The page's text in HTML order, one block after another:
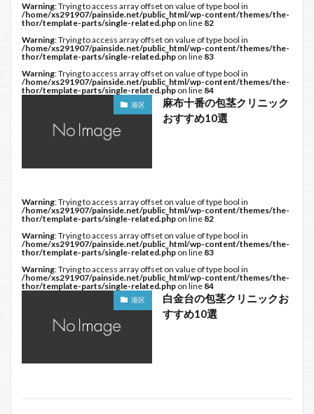
Warning: Trying to access array offset on value of type bool in
/home/xs291907/painside.net/public_html/wp-content/themes/the-
thor/template-parts/single-related.php on line 82
Warning: Trying to access array offset on value of type bool in
/home/xs291907/painside.net/public_html/wp-content/themes/the-
thor/template-parts/single-related.php on line 83
Warning: Trying to access array offset on value of type bool in
/home/xs291907/painside.net/public_html/wp-content/themes/the-
thor/template-parts/single-related.php on line 84
港区
麻布十番の包茎クリニック
おすすめ10選
Warning: Trying to access array offset on value of type bool in
/home/xs291907/painside.net/public_html/wp-content/themes/the-
thor/template-parts/single-related.php on line 82
Warning: Trying to access array offset on value of type bool in
/home/xs291907/painside.net/public_html/wp-content/themes/the-
thor/template-parts/single-related.php on line 83
Warning: Trying to access array offset on value of type bool in
/home/xs291907/painside.net/public_html/wp-content/themes/the-
thor/template-parts/single-related.php on line 84
港区
白金台の包茎クリニックお
すすめ10選